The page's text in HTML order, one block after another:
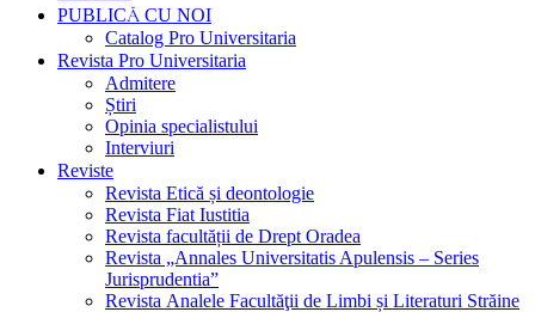
PUBLICĂ CU NOI
Catalog Pro Universitaria
Revista Pro Universitaria
Admitere
Știri
Opinia specialistului
Interviuri
Reviste
Revista Etică și deontologie
Revista Fiat Iustitia
Revista facultății de Drept Oradea
Revista „Annales Universitatis Apulensis – Series
Jurisprudentia”
Revista Analele Facultăţii de Limbi și Literaturi Străine